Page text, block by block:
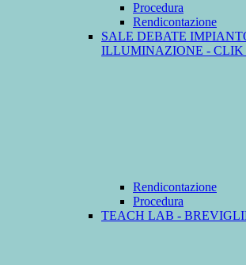
Procedura
Rendicontazione
SALE DEBATE
ILLUMINAZIONE - CLIK
Rendicontazione
Procedura
TEACH LAB -